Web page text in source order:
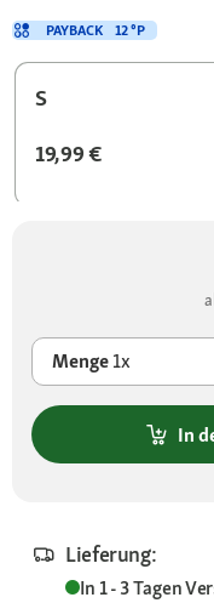
S
19,99 €
Menge1x
In
Lieferung:
In 1 - 3 Tagen
PAYBACK 12 °P